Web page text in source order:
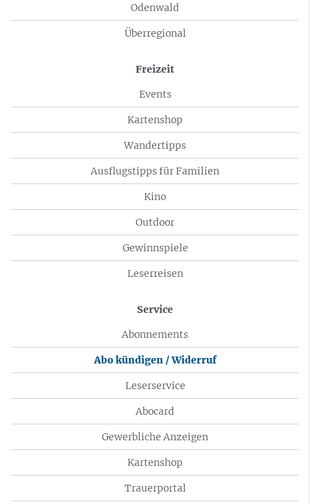
Odenwald
Überregional
Freizeit
Events
Kartenshop
Wandertipps
Ausflugstipps für Familien
Kino
Outdoor
Gewinnspiele
Leserreisen
Service
Abonnements
Abo kündigen / Widerruf
Leserservice
Abocard
Gewerbliche Anzeigen
Kartenshop
Trauerportal